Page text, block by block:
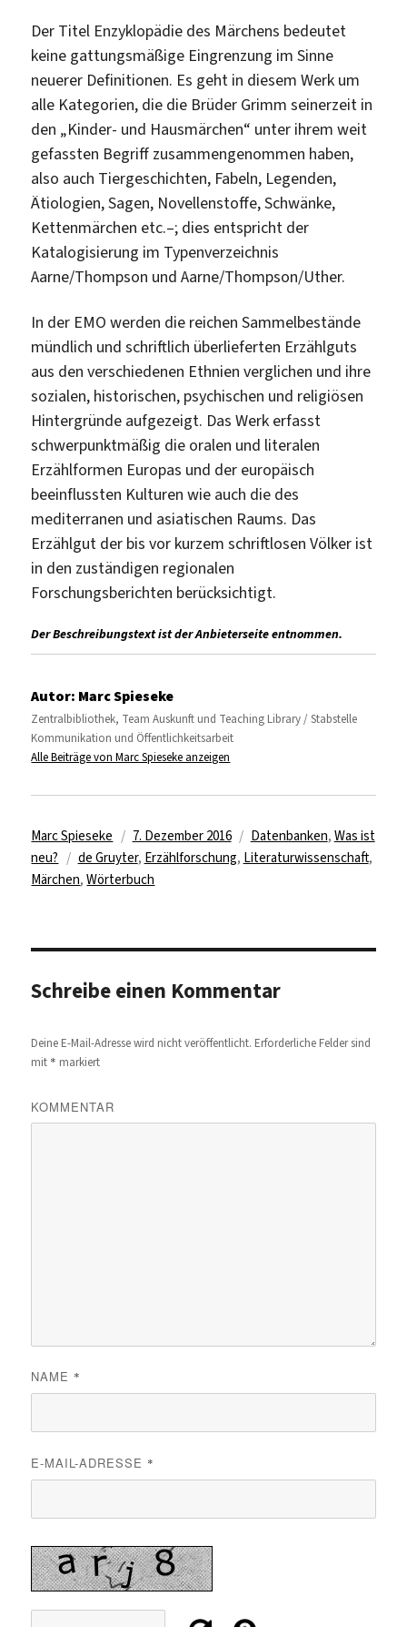
Der Titel Enzyklopädie des Märchens bedeutet
keine gattungsmäßige Eingrenzung im Sinne
neuerer Definitionen. Es geht in diesem Werk um
alle Kategorien, die die Brüder Grimm seinerzeit in
den „Kinder- und Hausmärchen“ unter ihrem weit
gefassten Begriff zusammengenommen haben,
also auch Tiergeschichten, Fabeln, Legenden,
Ätiologien, Sagen, Novellenstoffe, Schwänke,
Kettenmärchen etc.–; dies entspricht der
Katalogisierung im Typenverzeichnis
Aarne/Thompson und Aarne/Thompson/Uther.
In der EMO werden die reichen Sammelbestände
mündlich und schriftlich überlieferten Erzählguts
aus den verschiedenen Ethnien verglichen und ihre
sozialen, historischen, psychischen und religiösen
Hintergründe aufgezeigt. Das Werk erfasst
schwerpunktmäßig die oralen und literalen
Erzählformen Europas und der europäisch
beeinflussten Kulturen wie auch die des
mediterranen und asiatischen Raums. Das
Erzählgut der bis vor kurzem schriftlosen Völker ist
in den zuständigen regionalen
Forschungsberichten berücksichtigt.
Der Beschreibungstext ist der Anbieterseite entnommen.
Autor: Marc Spieseke
Zentralbibliothek, Team Auskunft und Teaching Library / Stabstelle
Kommunikation und Öffentlichkeitsarbeit
Alle Beiträge von Marc Spieseke anzeigen
Autor
Marc Spieseke
Veröffentlicht
am
7. Dezember 2016 Kategorien
Datenbanken, Was ist
neu?
Schlagwörter
de Gruyter, Erzählforschung, Literaturwissenschaft,
Märchen,Wörterbuch
Schreibe einen Kommentar
Deine E-Mail-Adresse wird nicht veröffentlicht. Erforderliche Felder sind
mit * markiert
KOMMENTAR
NAME *
E-MAIL-ADRESSE *